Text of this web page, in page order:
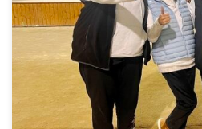
match retour dans le CBD 65
dimanche 15-02-2026 le CBD 65 part
retour contre le CBD 31
CBD 65 a commencé les AS